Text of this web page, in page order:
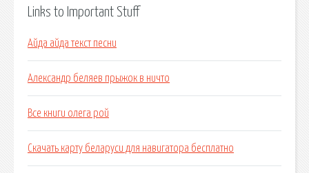
Links to Important Stuff
Айда айда текст песни
Александр беляев прыжок в ничто
Все книги олега рой
Скачать карту беларуси для навигатора бесплатно